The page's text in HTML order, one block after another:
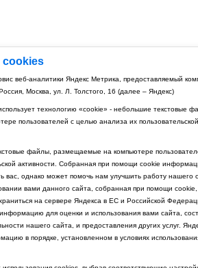
cookies
веб-аналитики Яндекс Метрика, предоставляемый
Москва, ул. Л. Толстого, 16 (далее – Яндекс)
технологию «cookie» - небольшие текстовые
пользователей с целью анализа их пользовательской
файлы, размещаемые на компьютере
активности. Собранная при помощи cookie
вас, однако может помочь нам улучшить работу нашего
вами данного сайта, собранная при помощи cookie,
на сервере Яндекса в ЕС и Российской
для оценки и использования вами сайта,
нашего сайта, и предоставления других услуг.
в порядке, установленном в условиях